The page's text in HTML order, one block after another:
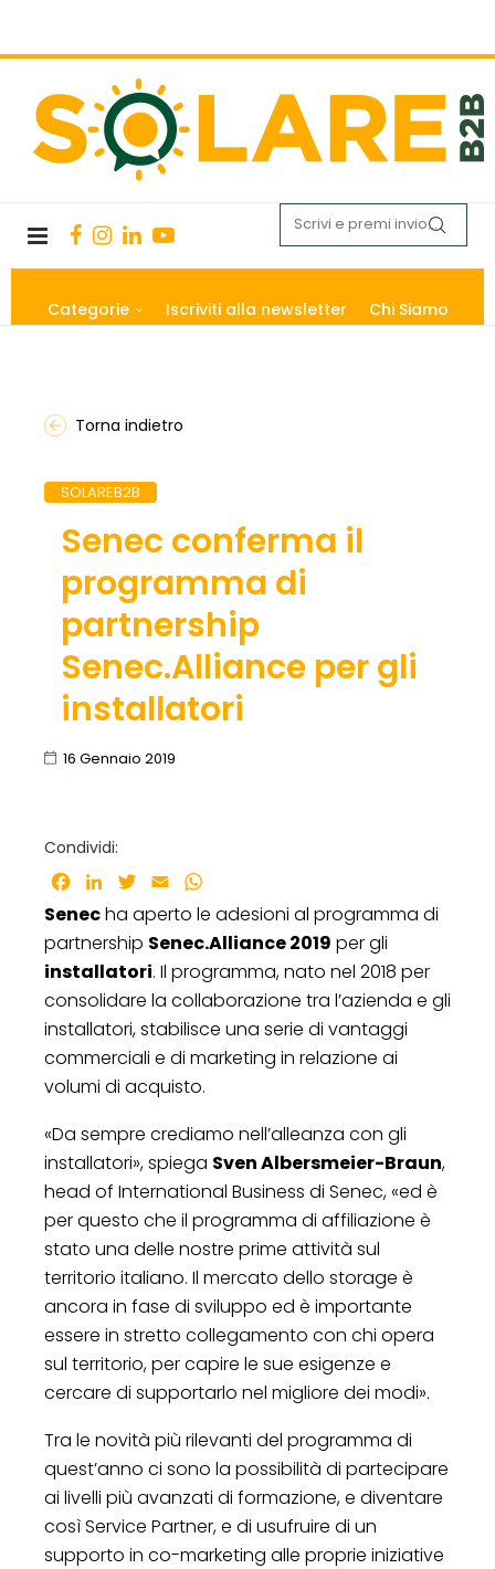
Categorie Iscriviti alla newsletter Chi Siamo
Torna indietro
SOLAREB2B
Senec conferma il
programma di
partnership
Senec.Alliance per gli
installatori
16 Gennaio 2019
Condividi:
Facebook
LinkedInTwitter
Email
Senecha aperto le adesioni al programma di
partnership Senec.Alliance 2019 per gli
installatori. Il programma, nato nel 2018 per
consolidare la collaborazione tra l’azienda e gli
installatori, stabilisce una serie di vantaggi
commerciali e di marketing in relazione ai
volumi di acquisto.
«Da sempre crediamo nell’alleanza con gli
installatori», spiega Sven Albersmeier-Braun,
head of International Business di Senec, «ed è
per questo che il programma di affiliazione è
stato una delle nostre prime attività sul
territorio italiano. Il mercato dello storage è
ancora in fase di sviluppo ed è importante
essere in stretto collegamento con chi opera
sul territorio, per capire le sue esigenze e
cercare di supportarlo nel migliore dei modi».
Tra le novità più rilevanti del programma di
quest’anno ci sono la possibilità di partecipare
ai livelli più avanzati di formazione, e diventare
così Service Partner, e di usufruire di un
supporto in co-marketing alle proprie iniziative